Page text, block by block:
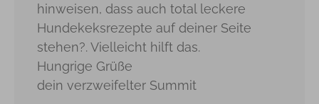
hinweisen, dass auch total leckere
Hundekeksrezepte auf deiner Seite
stehen?. Vielleicht hilft das.
Hungrige Grüße
dein verzweifelter Summit